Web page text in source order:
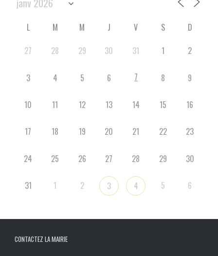
L M M J V S
D
27
28 29 30 31 1 2
3 4 5 6 7 8 9
10 11 12 13 14 15 16
17 18 19 20 21 22 23
24 25 26 27 28 29 30
31 1 2 3 4 5 6
CONTACTEZ LA MAIRIE